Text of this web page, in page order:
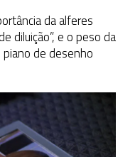
da alferes
diluição”, e o peso da
de desenho